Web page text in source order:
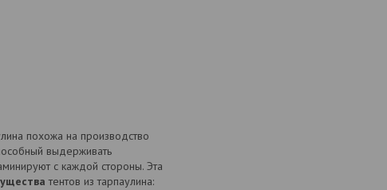
похожа на производство
выдерживать
с каждой стороны. Эта
тентов из тарпаулина: